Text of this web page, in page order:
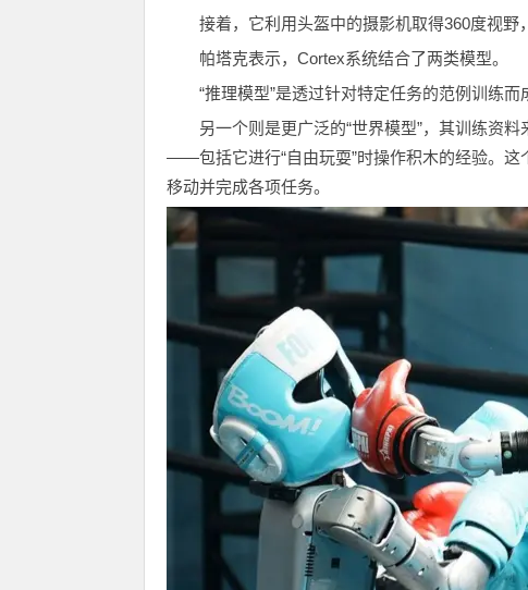
接着，它利用头盔中的摄影机取得360度视野
帕塔克表示，Cortex系统结合了两类模型。
“推理模型”是透过针对特定任务的范例训练而
另一个则是更广泛的“世界模型”，其训练资
——包括它进行“自由玩耍”时操作积木的经验。这
移动并完成各项任务。